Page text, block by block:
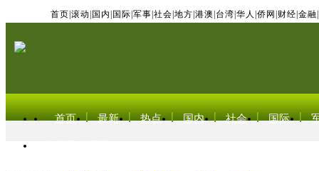
首页 滚动 国内 国际 军事 社会 地方 港澳 台湾 华人 侨网 财经 金融
首页 最新 热点 国内 社会 国际